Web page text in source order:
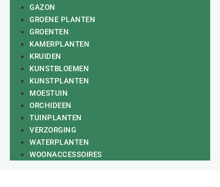
GAZON
GROENE PLANTEN
GROENTEN
KAMERPLANTEN
KRUIDEN
KUNSTBLOEMEN
KUNSTPLANTEN
MOESTUIN
ORCHIDEEN
TUINPLANTEN
VERZORGING
WATERPLANTEN
WOONACCESSOIRES